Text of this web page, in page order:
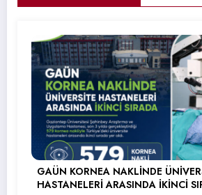
GAÜN KORNEA NAKLİNDE
HASTANELERİ ARASINDA İKİNCİ